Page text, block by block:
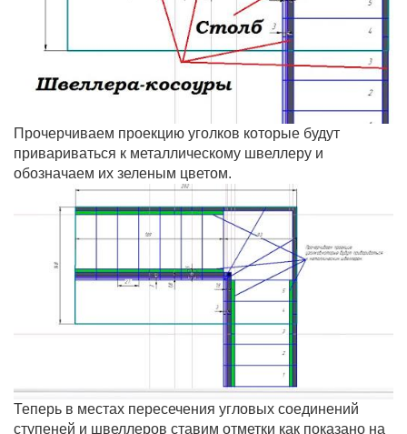
Прочерчиваем проекцию уголков которые будут
привариваться к металлическому швеллеру и
обозначаем их зеленым цветом.
Теперь в местах пересечения угловых соединений
ступеней и швеллеров ставим отметки как показано на